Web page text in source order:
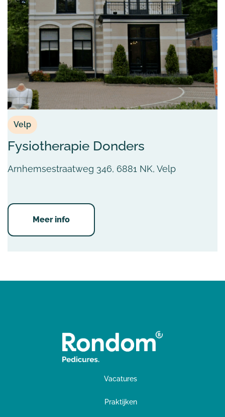
Velp
Fysiotherapie Donders
Arnhemsestraatweg 346, 6881 NK, Velp
Meer info
Vacatures
Praktijken